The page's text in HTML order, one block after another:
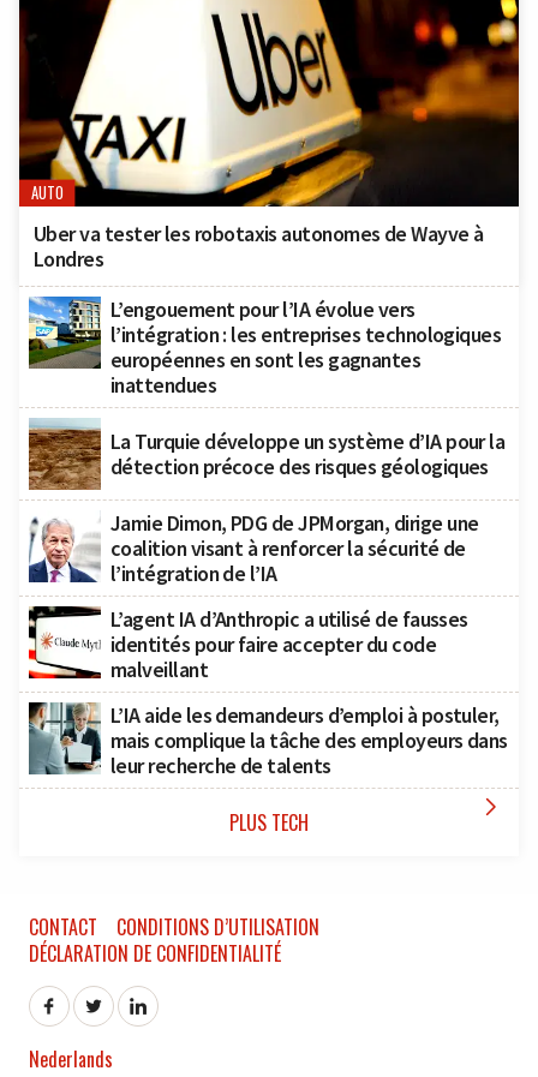
AUTO
Uber va tester les robotaxis autonomes de Wayve à
Londres
L’engouement pour l’IA évolue vers
l’intégration : les entreprises technologiques
européennes en sont les gagnantes
inattendues
La Turquie développe un système d’IA pour la
détection précoce des risques géologiques
Jamie Dimon, PDG de JPMorgan, dirige une
coalition visant à renforcer la sécurité de
l’intégration de l’IA
L’agent IA d’Anthropic a utilisé de fausses
identités pour faire accepter du code
malveillant
L’IA aide les demandeurs d’emploi à postuler,
mais complique la tâche des employeurs dans
leur recherche de talents
PLUS TECH 
CONTACT
CONDITIONS D’UTILISATION
DÉCLARATION DE CONFIDENTIALITÉ
Nederlands